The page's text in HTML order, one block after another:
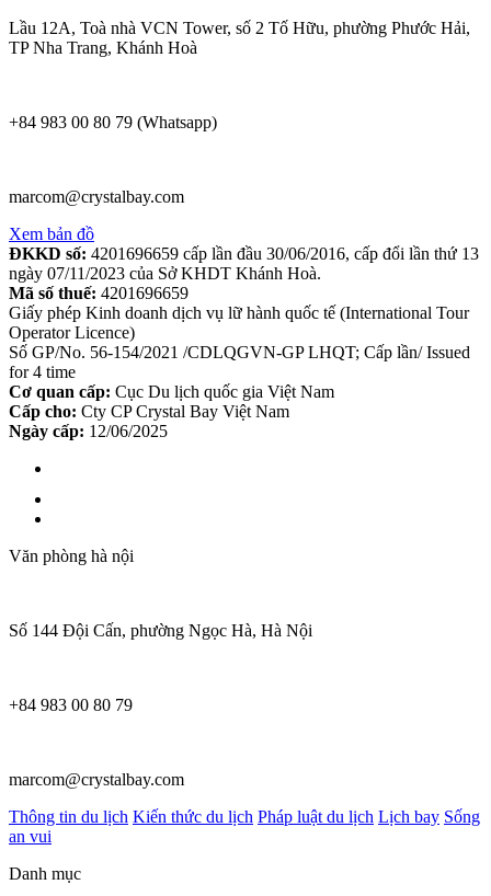
Lầu 12A, Toà nhà VCN Tower, số 2 Tố Hữu, phường Phước Hải,
TP Nha Trang, Khánh Hoà
+84 983 00 80 79 (Whatsapp)
marcom@crystalbay.com
Xem bản đồ
ĐKKD số: 4201696659 cấp lần đầu 30/06/2016, cấp đổi lần thứ 13
ngày 07/11/2023 của Sở KHDT Khánh Hoà.
Mã số thuế: 4201696659
Giấy phép Kinh doanh dịch vụ lữ hành quốc tế (International Tour
Operator Licence)
Số GP/No. 56-154/2021 /CDLQGVN-GP LHQT; Cấp lần/ Issued
for 4 time
Cơ quan cấp: Cục Du lịch quốc gia Việt Nam
Cấp cho: Cty CP Crystal Bay Việt Nam
Ngày cấp: 12/06/2025
Văn phòng hà nội
Số 144 Đội Cấn, phường Ngọc Hà, Hà Nội
+84 983 00 80 79
marcom@crystalbay.com
Thông tin du lịch Kiến thức du lịch Pháp luật du lịch Lịch bay Sống
an vui
Danh mục